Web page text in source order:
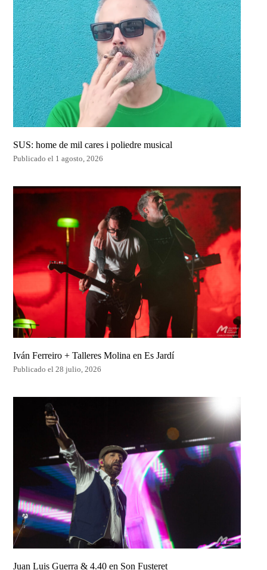
SUS: home de mil cares i poliedre musical
Publicado el 1 agosto, 2026
Iván Ferreiro + Talleres Molina en Es Jardí
Publicado el 28 julio, 2026
Juan Luis Guerra & 4.40 en Son Fusteret